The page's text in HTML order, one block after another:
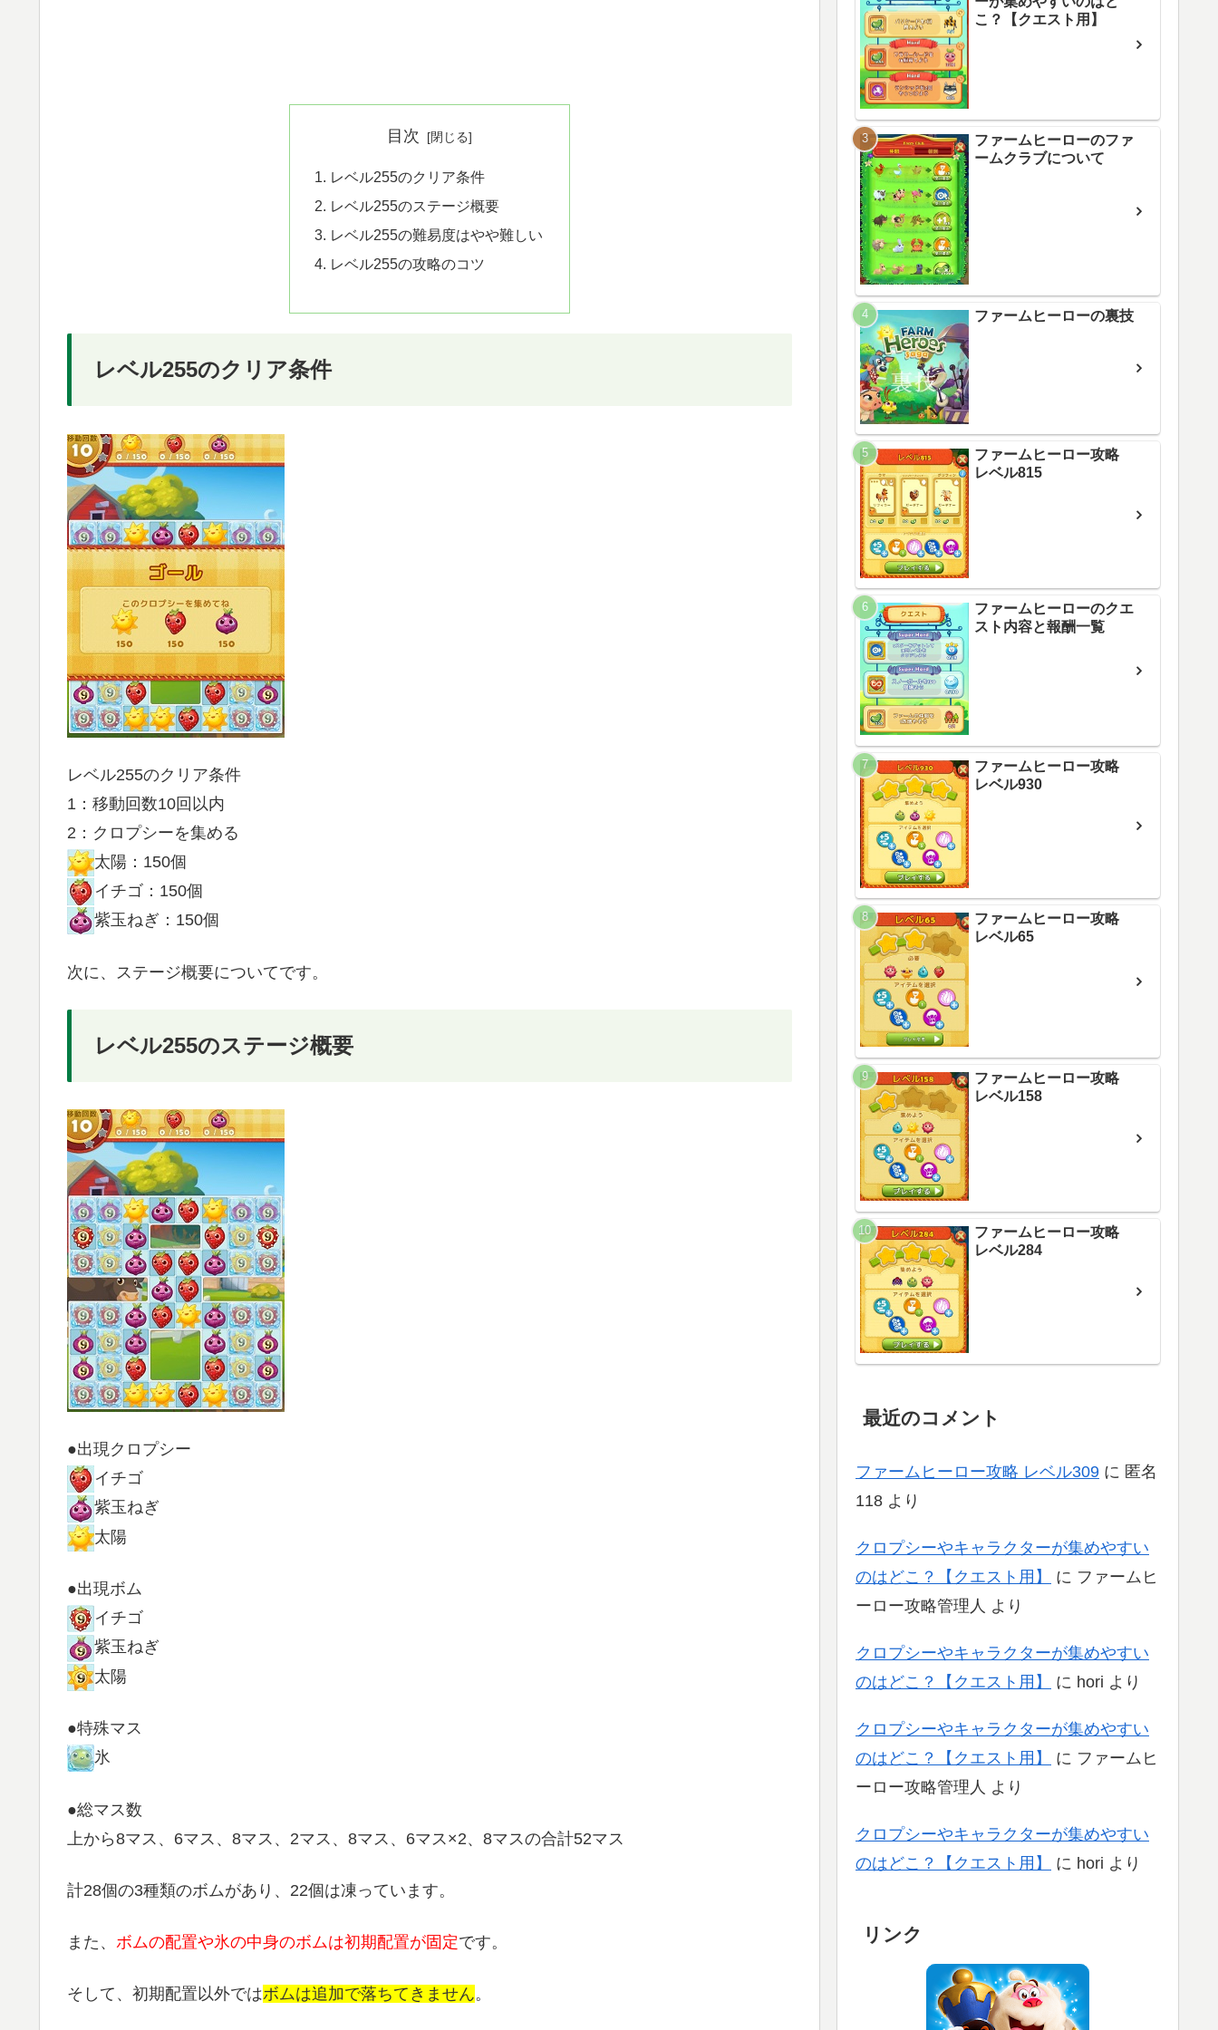
目次
レベル255のクリア条件
レベル255のステージ概要
レベル255の難易度はやや難しい
レベル255の攻略のコツ
レベル255のクリア条件
レベル255のクリア条件
1：移動回数10回以内
2：クロプシーを集める
太陽：150個
イチゴ：150個
紫玉ねぎ：150個
次に、ステージ概要についてです。
レベル255のステージ概要
●出現クロプシー
イチゴ
紫玉ねぎ
太陽
●出現ボム
イチゴ
紫玉ねぎ
太陽
●特殊マス
氷
●総マス数
上から8マス、6マス、8マス、2マス、8マス、6マス×2、8マスの合計52マス
計28個の3種類のボムがあり、22個は凍っています。
また、 ボムの配置や氷の中身のボムは初期配置が固定です。
そして、初期配置以外ではボムは追加で落ちてきません。
こ？【クエスト用】
ファームヒーローのファ
ームクラブについて
ファームヒーローの裏技
ファームヒーロー攻略
レベル815
ファームヒーローのクエ
スト内容と報酬一覧
ファームヒーロー攻略
レベル930
ファームヒーロー攻略
レベル65
ファームヒーロー攻略
レベル158
ファームヒーロー攻略
レベル284
最近のコメント
ファームヒーロー攻略 レベル309 に 匿名
118 より
クロプシーやキャラクターが集めやすい
のはどこ？【クエスト用】
に ファームヒ
ーロー攻略管理人 より
クロプシーやキャラクターが集めやすい
のはどこ？【クエスト用】
に hori より
クロプシーやキャラクターが集めやすい
のはどこ？【クエスト用】
に ファームヒ
ーロー攻略管理人 より
クロプシーやキャラクターが集めやすい
のはどこ？【クエスト用】
に hori より
リンク